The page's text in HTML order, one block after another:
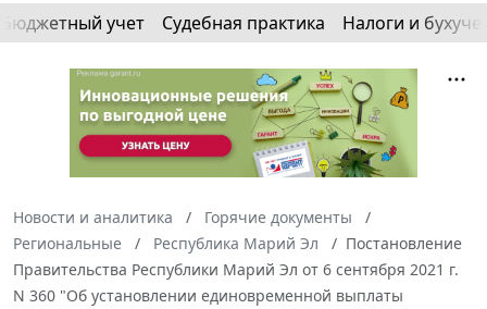
Бюджетный учет Судебная практика Налоги и
Новости и аналитика
Горячие документы
Региональные
Республика Марий Эл
Постановление
Правительства Республики Марий Эл от 6 сентября 2021 г.
N 360 "Об установлении единовременной выплаты